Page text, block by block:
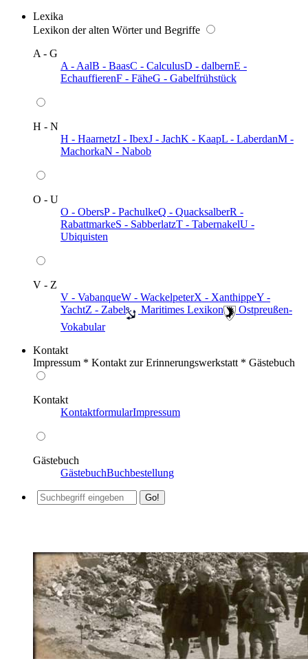
Lexika
Lexikon der alten Wörter und Begriffe
A - G
A - AalB - BaasC - CalculusD - dalbernE -
EchauffierenF - FäheG - Gabelfrühstück
H - N
H - HaarnetzI - IbexJ - JachK - KaapL - LaberdanM -
MachorkaN - Nabob
O - U
O - ObersP - PachulkeQ - QuacksalberR -
RabattmarkeS - SabberlatzT - TabernakelU -
Ubiquisten
V - Z
V - VabanqueW - WackelpeterX - XanthippeY -
YachtZ - Zabel ️ Maritimes Lexikon
️ Ostpreußen-
Vokabular
Kontakt
Impressum * Kontakt zur Erinnerungswerkstatt * Gästebuch
Kontakt
KontaktformularImpressum
Gästebuch
GästebuchBuchbestellung